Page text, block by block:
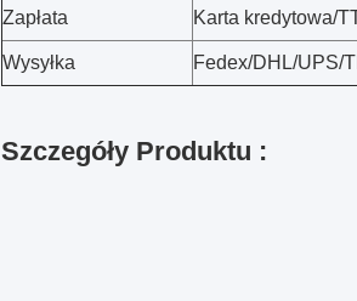
Zapłata Karta kredytowa/
Wysyłka Fedex/DHL/UPS/
Szczegóły Produktu :